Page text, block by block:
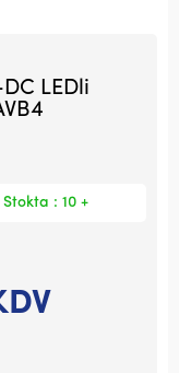
LEDli
Stokta : 10 +